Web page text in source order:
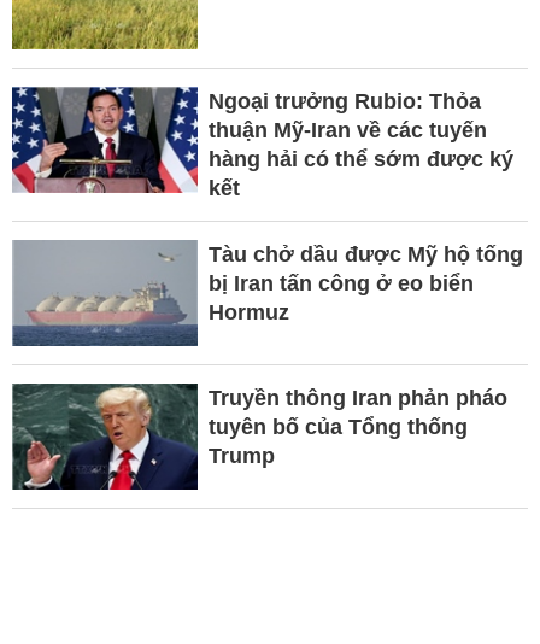
Ngoại trưởng Rubio: Thỏa
thuận Mỹ-Iran về các tuyến
hàng hải có thể sớm được ký
kết
Tàu chở dầu được Mỹ hộ tống
bị Iran tấn công ở eo biển
Hormuz
Truyền thông Iran phản pháo
tuyên bố của Tổng thống
Trump